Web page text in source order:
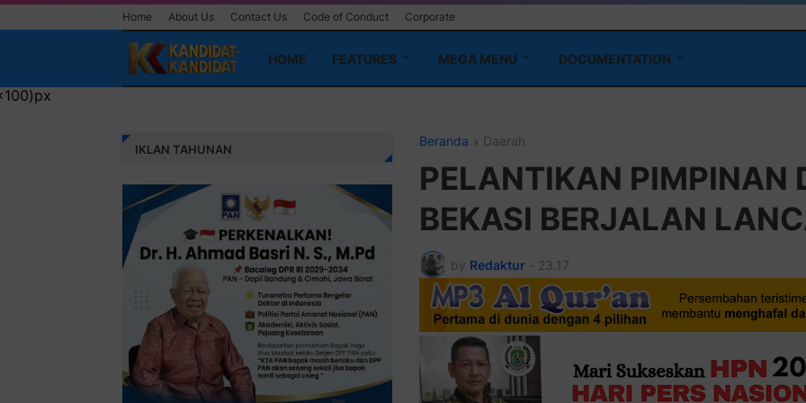
Home About Us Contact Us Code of Conduct Corporate
HOME FEATURES MEGA MENU DOCUMENTATION
Beranda Daerah
PELANTIKAN PIMPINAN
BEKASI BERJALAN
by Redaktur - 23.17
IKLAN TAHUNAN